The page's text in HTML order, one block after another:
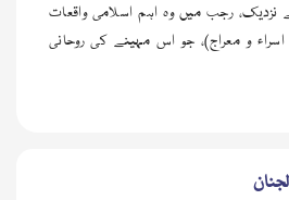
نزدیک، رجب میں وہ اہم اسلامی واقعات
و معراج)، جو اس مہینے کی روحانی